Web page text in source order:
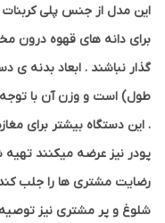
این مدل از جنس پلی
برای دانه های قهوه درون
. این دستگاه بیشتر برای
پودر نیز عرضه میکنند
رضایت مشتری ها را جلب کند
شلوغ و پر مشتری نیز